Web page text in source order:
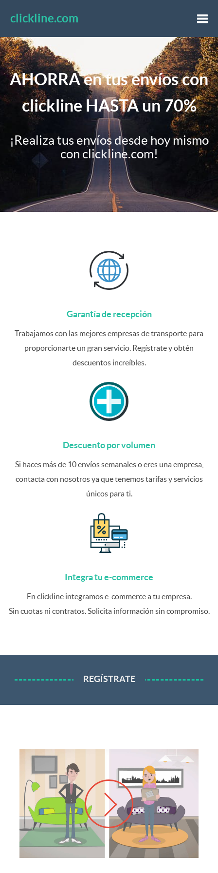
clickline.com
AHORRA en tus envíos con
clickline HASTA un 70%
¡Realiza tus envíos desde hoy mismo
con clickline.com!
Garantía de recepción
Trabajamos con las mejores empresas de transporte para
proporcionarte un gran servicio. Regístrate y obtén
descuentos increíbles.
Descuento por volumen
Si haces más de 10 envíos semanales o eres una empresa,
contacta con nosotros ya que tenemos tarifas y servicios
únicos para ti.
Integra tu e-commerce
En clickline integramos e-commerce a tu empresa.
Sin cuotas ni contratos. Solicita información sin compromiso.
REGÍSTRATE